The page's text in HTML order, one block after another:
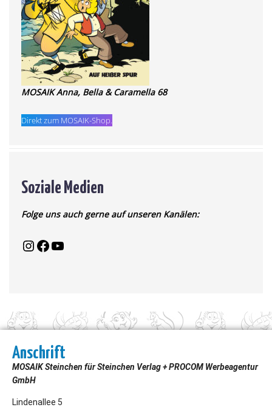
MOSAIK Anna, Bella & Caramella 68
Direkt zum MOSAIK-Shop.
Soziale Medien
Folge uns auch gerne auf unseren Kanälen:
Anschrift
MOSAIK Steinchen für Steinchen Verlag + PROCOM Werbeagentur
GmbH
Lindenallee 5